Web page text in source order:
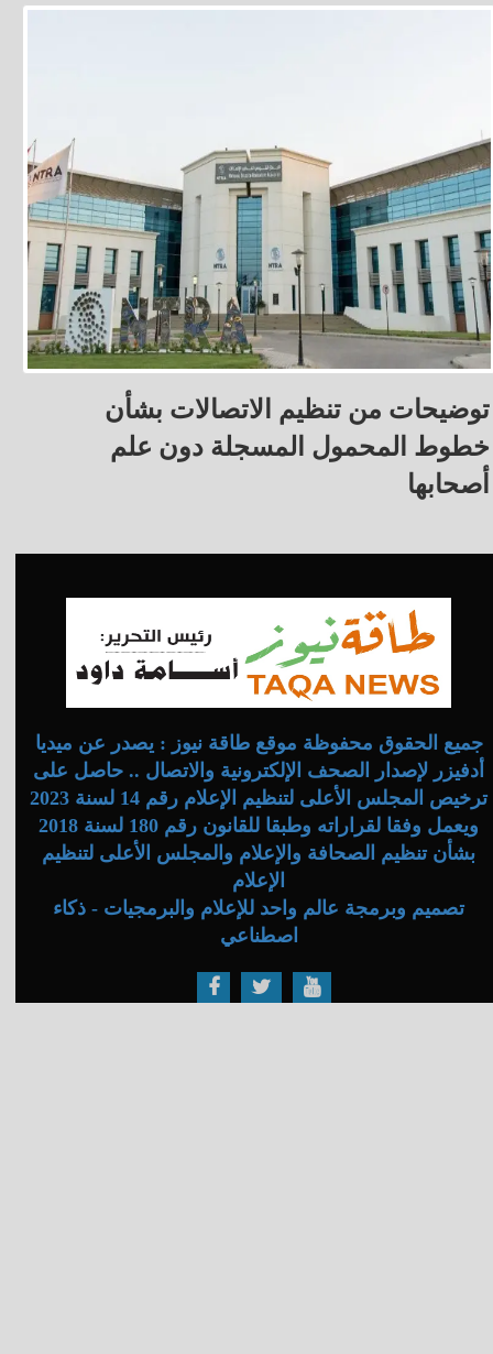
توضيحات من تنظيم الاتصالات بشأن
خطوط المحمول المسجلة دون علم
أصحابها
جميع الحقوق محفوظة موقع طاقة نيوز : يصدر عن ميديا
أدفيزر لإصدار الصحف الإلكترونية والاتصال .. حاصل على
ترخيص المجلس الأعلى لتنظيم الإعلام رقم 14 لسنة 2023
ويعمل وفقا لقراراته وطبقا للقانون رقم 180 لسنة 2018
بشأن تنظيم الصحافة والإعلام والمجلس الأعلى لتنظيم
الإعلام
تصميم وبرمجة عالم واحد للإعلام والبرمجيات - ذكاء
اصطناعي